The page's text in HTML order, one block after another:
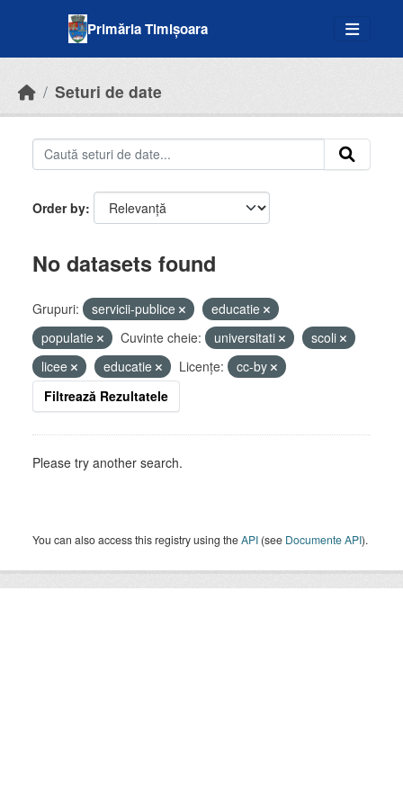
Primăria Timișoara
Seturi de date
Order by
No datasets found
Grupuri: servicii-publice
educatie
populatie
Cuvinte cheie: universitati
scoli
licee
educatie Licenţe:
cc-by
Filtrează Rezultatele
Please try another search.
You can also access this registry using theAPI (see Documente API).